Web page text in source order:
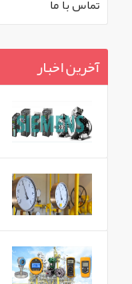
تماس با ما
آخرین اخبار